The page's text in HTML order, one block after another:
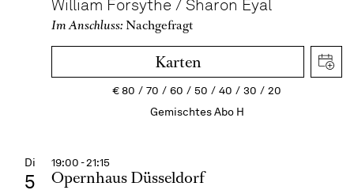
William Forsythe / Sharon Eyal
Im Anschluss:Nachgefragt
Karten
€80 70 60 50 40 30
20
Gemischtes Abo H
Di
5
19:00 - 21:15
Opernhaus Düsseldorf